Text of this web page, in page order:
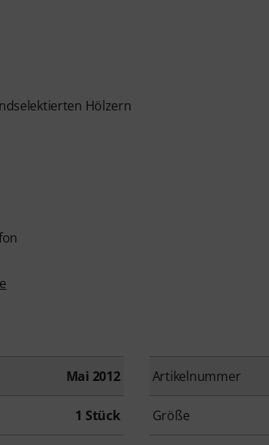
Hölzern
Mai 2012 Artikelnummer
1 Stück Größe